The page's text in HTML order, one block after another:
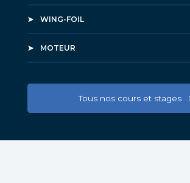
WING-FOIL
MOTEUR
Tous nos cours et stages